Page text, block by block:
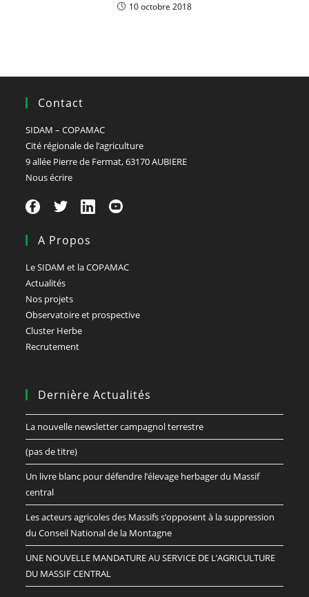
10 octobre 2018
Contact
SIDAM – COPAMAC
Cité régionale de l’agriculture
9 allée Pierre de Fermat, 63170 AUBIERE
Nous écrire
A Propos
Le SIDAM et la COPAMAC
Actualités
Nos projets
Observatoire et prospective
Cluster Herbe
Recrutement
Dernière Actualités
La nouvelle newsletter campagnol terrestre
(pas de titre)
Un livre blanc pour défendre l’élevage herbager du Massif
central
Les acteurs agricoles des Massifs s’opposent à la suppression
du Conseil National de la Montagne
UNE NOUVELLE MANDATURE AU SERVICE DE L’AGRICULTURE
DU MASSIF CENTRAL